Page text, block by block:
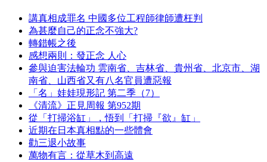
講真相成罪名 中國多位工程師律師遭枉判
為甚麼自己的正念不強大?
轉錯帳之後
感想兩則：發正念 人心
參與迫害法輪功 雲南省、吉林省、貴州省、北京市、湖
南省、山西省又有八名官員遭惡報
「名」娃娃現形記 第二季（7）
《清流》正見周報 第952期
從「打掃浴缸」，悟到「打掃『欲』缸」
近期在日本真相點的一些體會
勸三退小故事
萬物有言：從草木到高遠